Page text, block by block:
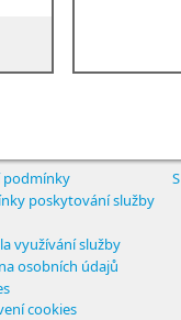
podmínky
poskytování služby
využívání služby
osobních údajů
cookies